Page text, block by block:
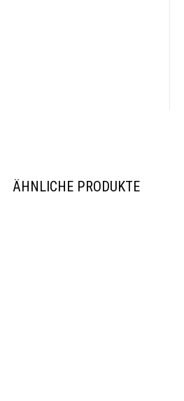
ÄHNLICHE PRODUKTE